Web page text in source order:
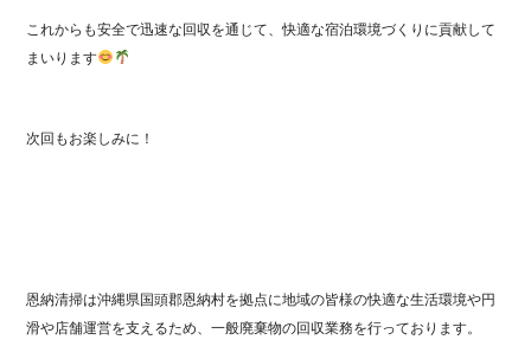
これからも安全で迅速な回収を通じて、快適な宿泊環境づくりに貢献して
まいります
次回もお楽しみに！
恩納清掃は沖縄県国頭郡恩納村を拠点に地域の皆様の快適な生活環境や円
滑や店舗運営を支えるため、一般廃棄物の回収業務を行っております。